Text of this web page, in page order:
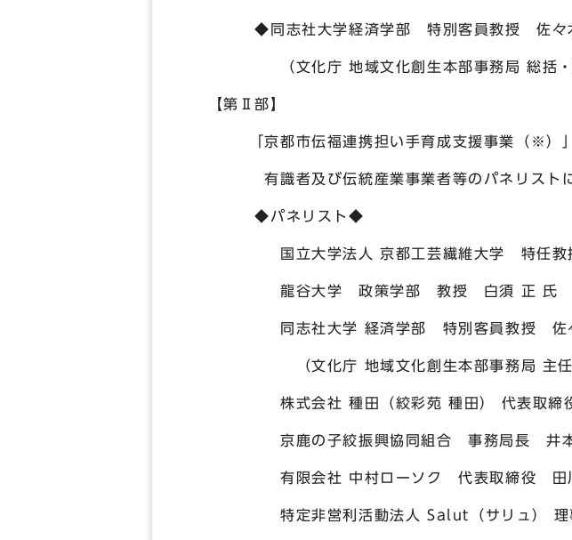
◆同志社大学経済学部 特別客員教授 佐々
（文化庁 地域文化創生本部事務局 総括・政
【第Ⅱ部】
「京都市伝福連携担い手育成支援事業（※）
有識者及び伝統産業事業者等のパネリストによ
◆パネリスト◆
国立大学法人 京都工芸繊維大学 特任教授
龍谷大学 政策学部 教授 白須 正 氏
同志社大学 経済学部 特別客員教授 佐々
（文化庁 地域文化創生本部事務局 主任
株式会社 種田（絞彩苑 種田） 代表取締
京鹿の子絞振興協同組合 事務局長 井本
有限会社 中村ローソク 代表取締役 田
特定非営利活動法人 Salut（サリュ） 理